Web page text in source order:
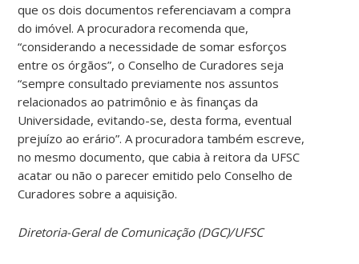
que os dois documentos referenciavam a compra
do imóvel. A procuradora recomenda que,
“considerando a necessidade de somar esforços
entre os órgãos”, o Conselho de Curadores seja
“sempre consultado previamente nos assuntos
relacionados ao patrimônio e às finanças da
Universidade, evitando-se, desta forma, eventual
prejuízo ao erário”. A procuradora também escreve,
no mesmo documento, que cabia à reitora da UFSC
acatar ou não o parecer emitido pelo Conselho de
Curadores sobre a aquisição.
Diretoria-Geral de Comunicação (DGC)/UFSC